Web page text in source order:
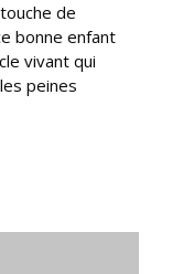
de
bonne enfant
vivant qui
peines